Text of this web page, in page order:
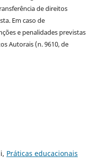
de direitos
Em caso de
e penalidades previstas
Autorais (n. 9610, de
Práticas educacionais